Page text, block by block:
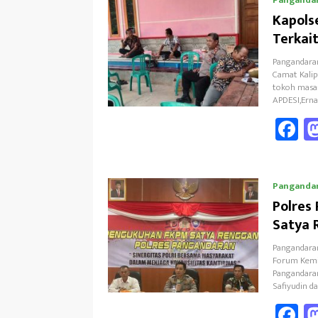
k
Camat
tokoh
ce
b
k
Polres
Satya
Forum
Safiyudin